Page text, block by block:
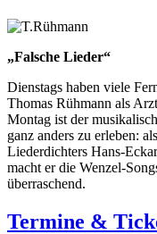
„Falsche Lieder“
Dienstags haben viele
Thomas Rühmann als
Montag ist der
ganz anders zu erleben:
Liederdichters Hans-
macht er die Wenzel-
überraschend.
Termine &